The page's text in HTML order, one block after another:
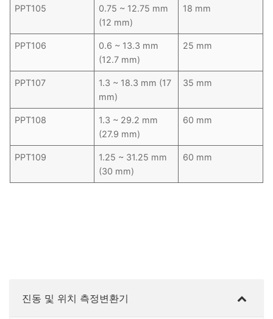
PPT105
0.75 ~ 12.75 mm
(12 mm)
18 mm
PPT106
0.6 ~ 13.3 mm
(12.7 mm)
25 mm
PPT107
1.3 ~ 18.3 mm (17
mm)
35 mm
PPT108
1.3 ~ 29.2 mm
(27.9 mm)
60 mm
PPT109
1.25 ~ 31.25 mm
(30 mm)
60 mm
진동 및 위치 측정변환기